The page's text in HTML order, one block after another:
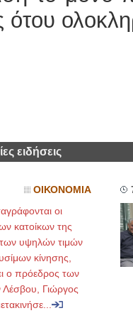
ότου
ειδήσεις
ΟΙΚΟΝΟΜΙΑ
οι
κατοίκων της
υψηλών τιμών
κίνησης,
ο πρόεδρος των
Λέσβου, Γιώργος